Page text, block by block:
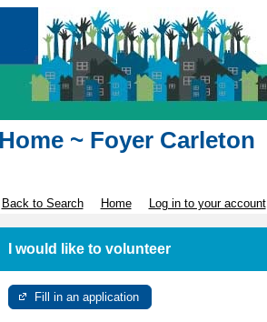
~ Foyer Carleton
Back to Search Home Log in to your account
I would like to volunteer
Fill in an application